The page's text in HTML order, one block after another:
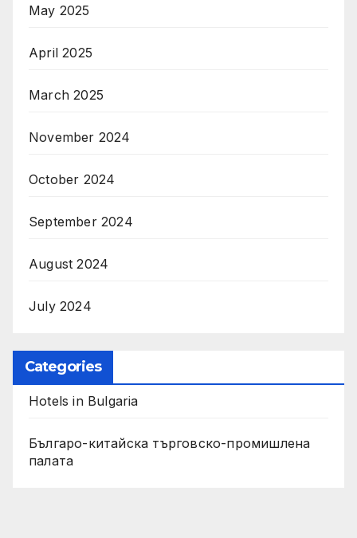
May 2025
April 2025
March 2025
November 2024
October 2024
September 2024
August 2024
July 2024
Categories
Hotels in Bulgaria
Българо-китайска търговско-промишлена
палата